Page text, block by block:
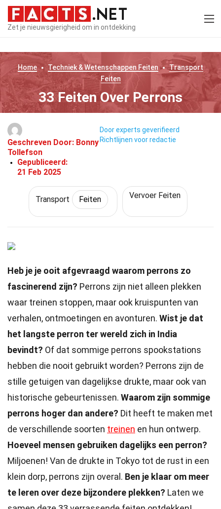
Zet je nieuwsgierigheid om in ontdekking
Home Techniek & Wetenschappen Feiten
Transport
Feiten
33 Feiten Over Perrons
Geschreven Door: Bonny
Tollefson
Gepubliceerd:
21 Feb 2025
Door experts geverifieerd
Richtlijnen voor redactie
Transport Feiten Vervoer Feiten
Heb je je ooit afgevraagd waarom perrons zo
fascinerend zijn? Perrons zijn niet alleen plekken
waar treinen stoppen, maar ook kruispunten van
verhalen, ontmoetingen en avonturen. Wist je dat
het langste perron ter wereld zich in India
bevindt? Of dat sommige perrons spookstations
hebben die nooit gebruikt worden? Perrons zijn de
stille getuigen van dagelijkse drukte, maar ook van
historische gebeurtenissen. Waarom zijn sommige
perrons hoger dan andere? Dit heeft te maken met
de verschillende soorten treinen en hun ontwerp.
Hoeveel mensen gebruiken dagelijks een perron?
Miljoenen! Van de drukte in Tokyo tot de rust in een
klein dorp, perrons zijn overal. Ben je klaar om meer
te leren over deze bijzondere plekken? Laten we